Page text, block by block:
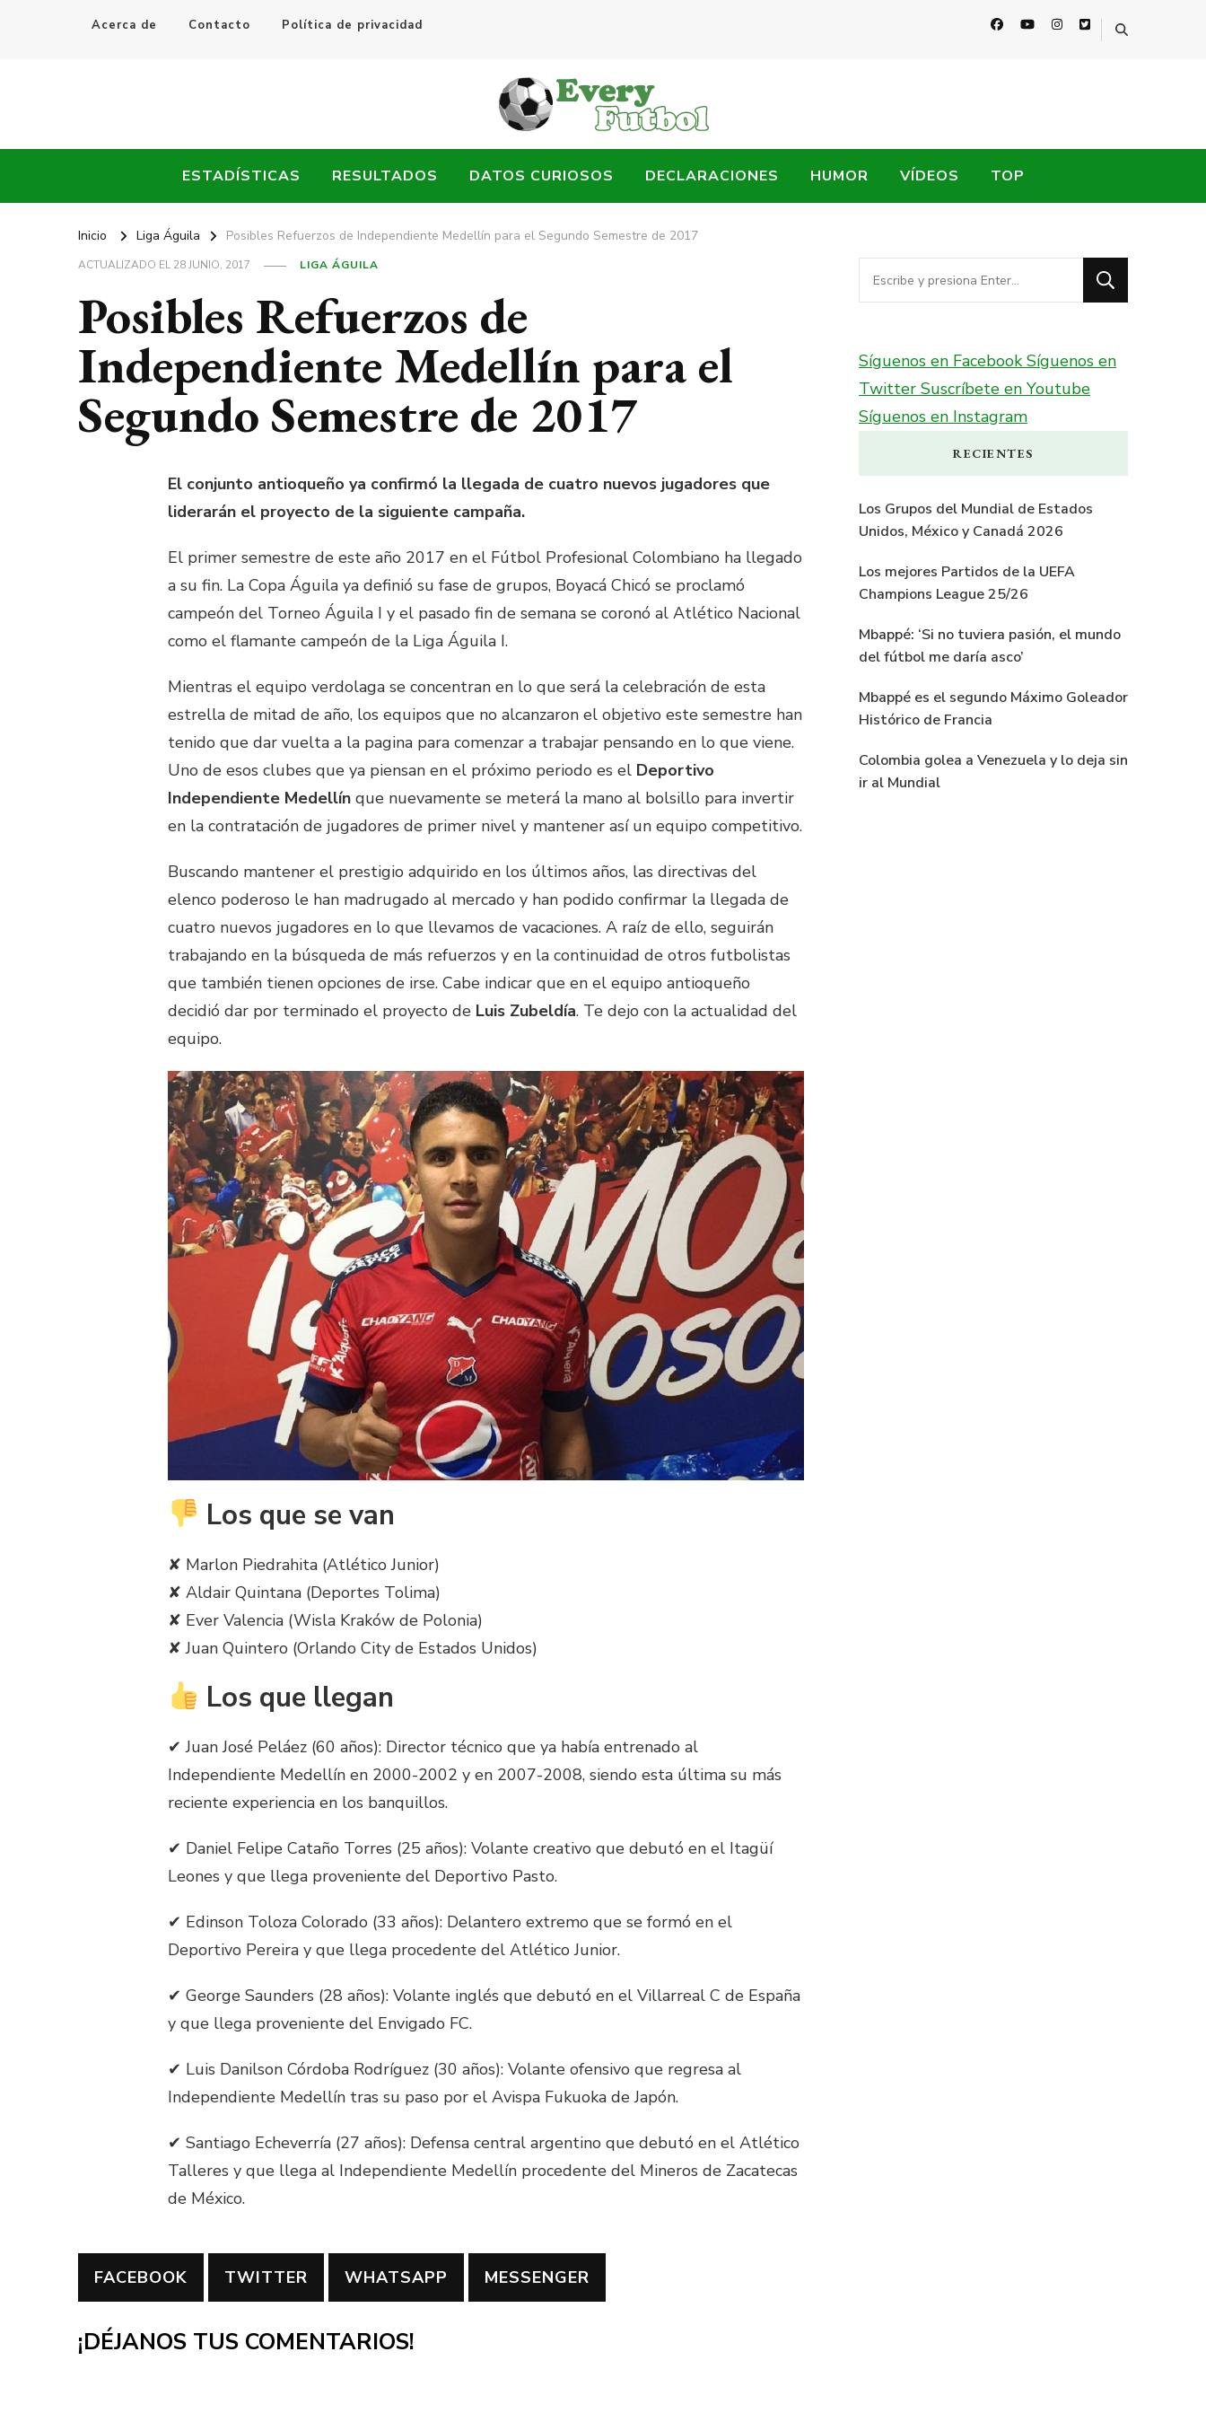
Acerca de Contacto Política de privacidad
Every Fútbol
ESTADÍSTICAS RESULTADOS DATOS CURIOSOS DECLARACIONES HUMOR VÍDEOS TOP
Inicio Liga Águila Posibles Refuerzos de Independiente Medellín para el Segundo Semestre de 2017
ACTUALIZADO EL28 JUNIO, 2017 LIGA ÁGUILA
Posibles Refuerzos de
Independiente Medellín para el
Segundo Semestre de 2017
El conjunto antioqueño ya confirmó la llegada de cuatro nuevos jugadores que
liderarán el proyecto de la siguiente campaña.
El primer semestre de este año 2017 en el Fútbol Profesional Colombiano ha llegado
a su fin. La Copa Águila ya definió su fase de grupos, Boyacá Chicó se proclamó
campeón del Torneo Águila I y el pasado fin de semana se coronó al Atlético Nacional
como el flamante campeón de la Liga Águila I.
Mientras el equipo verdolaga se concentran en lo que será la celebración de esta
estrella de mitad de año, los equipos que no alcanzaron el objetivo este semestre han
tenido que dar vuelta a la pagina para comenzar a trabajar pensando en lo que viene.
Uno de esos clubes que ya piensan en el próximo periodo es el Deportivo
Independiente Medellín que nuevamente se meterá la mano al bolsillo para invertir
en la contratación de jugadores de primer nivel y mantener así un equipo competitivo.
Buscando mantener el prestigio adquirido en los últimos años, las directivas del
elenco poderoso le han madrugado al mercado y han podido confirmar la llegada de
cuatro nuevos jugadores en lo que llevamos de vacaciones. A raíz de ello, seguirán
trabajando en la búsqueda de más refuerzos y en la continuidad de otros futbolistas
que también tienen opciones de irse. Cabe indicar que en el equipo antioqueño
decidió dar por terminado el proyecto de Luis Zubeldía. Te dejo con la actualidad del
equipo.
Los que se van
✘ Marlon Piedrahita (Atlético Junior)
✘ Aldair Quintana (Deportes Tolima)
✘ Ever Valencia (Wisla Kraków de Polonia)
✘ Juan Quintero (Orlando City de Estados Unidos)
Los que llegan
✔ Juan José Peláez (60 años): Director técnico que ya había entrenado al
Independiente Medellín en 2000-2002 y en 2007-2008, siendo esta última su más
reciente experiencia en los banquillos.
✔ Daniel Felipe Cataño Torres (25 años): Volante creativo que debutó en el Itagüí
Leones y que llega proveniente del Deportivo Pasto.
✔ Edinson Toloza Colorado (33 años): Delantero extremo que se formó en el
Deportivo Pereira y que llega procedente del Atlético Junior.
✔ George Saunders (28 años): Volante inglés que debutó en el Villarreal C de España
y que llega proveniente del Envigado FC.
✔ Luis Danilson Córdoba Rodríguez (30 años): Volante ofensivo que regresa al
Independiente Medellín tras su paso por el Avispa Fukuoka de Japón.
✔ Santiago Echeverría (27 años): Defensa central argentino que debutó en el Atlético
Talleres y que llega al Independiente Medellín procedente del Mineros de Zacatecas
de México.
FACEBOOK TWITTER WHATSAPP MESSENGER
¡DÉJANOS TUS COMENTARIOS!
¿Buscas
algo?
Síguenos en FacebookSíguenos en
Twitter Suscríbete en Youtube
Síguenos en Instagram
RECIENTES
Los Grupos del Mundial de Estados
Unidos, México y Canadá 2026
Los mejores Partidos de la UEFA
Champions League 25/26
Mbappé: ‘Si no tuviera pasión, el mundo
del fútbol me daría asco’
Mbappé es el segundo Máximo Goleador
Histórico de Francia
Colombia golea a Venezuela y lo deja sin
ir al Mundial